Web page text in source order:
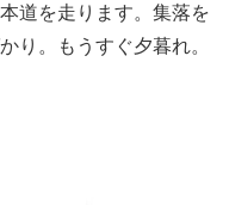
道を走ります。集落を
り。もうすぐ夕暮れ。